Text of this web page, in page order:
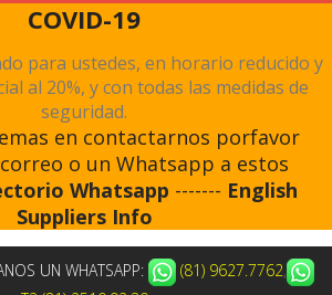
COVID-19
para ustedes, en horario reducido y
al 20%, y con todas las medidas de
seguridad.
en contactarnos porfavor
o un Whatsapp a estos
Whatsapp ------- English
Suppliers Info
UN WHATSAPP: (81) 9627.7762,